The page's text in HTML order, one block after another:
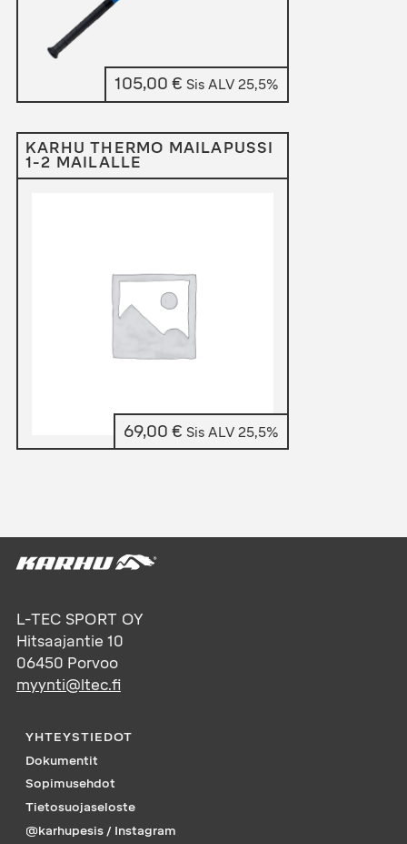
105,00 € Sis ALV 25,5%
KARHU THERMO MAILAPUSSI
1-2 MAILALLE
69,00 € Sis ALV 25,5%
L-TEC SPORT OY
Hitsaajantie 10
06450 Porvoo
myynti@ltec.fi
YHTEYSTIEDOT
Dokumentit
Sopimusehdot
Tietosuojaseloste
@karhupesis / Instagram